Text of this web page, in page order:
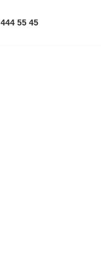
444 55 45